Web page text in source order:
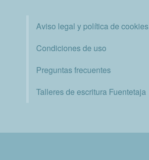
Aviso legal y política de cookies
Condiciones de uso
Preguntas frecuentes
Talleres de escritura Fuentetaja